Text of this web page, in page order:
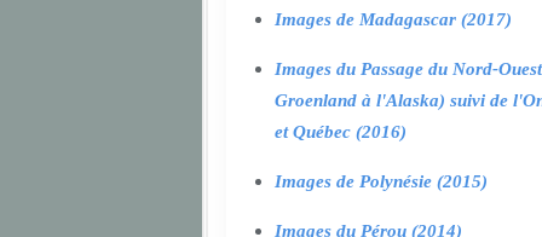
Images de Madagascar (2017)
Images du Passage du Nord-
Groenland à l'Alaska) suivi de
et Québec (2016)
Images de Polynésie (2015)
Images du Pérou (2014)